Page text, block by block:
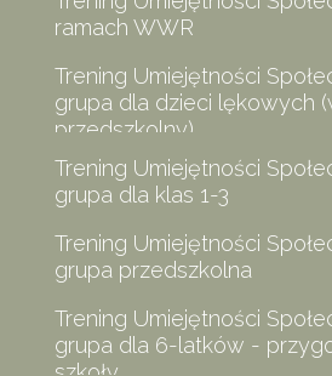
ramach WWR
Trening Umiejętności
grupa dla dzieci lękowych
przedszkolny)
Trening Umiejętności
grupa dla klas 1-3
Trening Umiejętności
grupa przedszkolna
Trening Umiejętności
grupa dla 6-latków -